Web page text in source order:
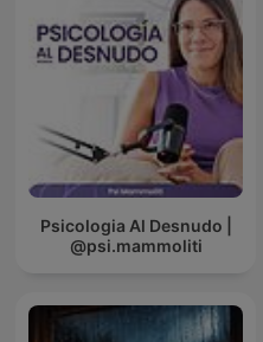
Psicologia Al Desnudo |
@psi.mammoliti